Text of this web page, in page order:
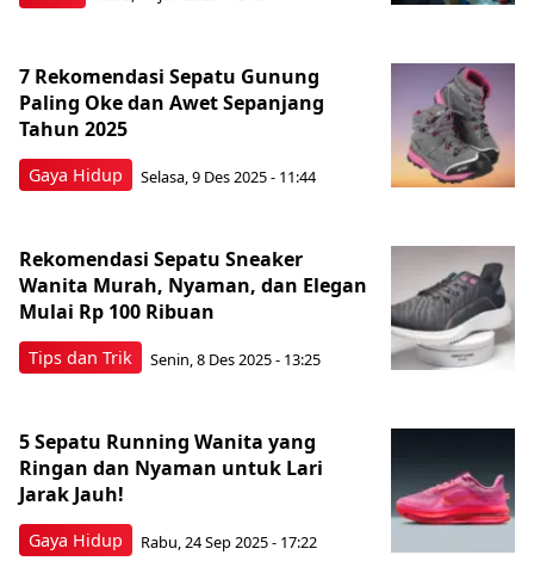
Gaya Hidup
7 Rekomendasi Sepatu Gunung
Paling Oke dan Awet Sepanjang
Tahun 2025
Selasa, 9 Des 2025 - 11:44
Tips dan Trik
Rekomendasi Sepatu Sneaker
Wanita Murah, Nyaman, dan Elegan
Mulai Rp 100 Ribuan
Senin, 8 Des 2025 - 13:25
Gaya Hidup
5 Sepatu Running Wanita yang
Ringan dan Nyaman untuk Lari
Jarak Jauh!
Rabu, 24 Sep 2025 - 17:22